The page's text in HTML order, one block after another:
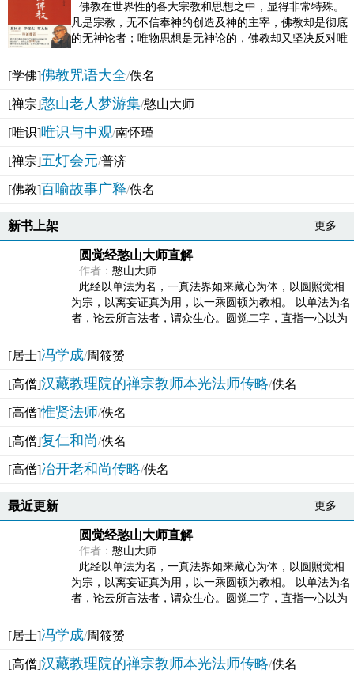
佛教在世界性的各大宗教和思想之中，显得非常特殊。
凡是宗教，无不信奉神的创造及神的主宰，佛教却是彻底
的无神论者；唯物思想是无神论的，佛教却又坚决反对唯
[学佛]佛教咒语大全/佚名
[禅宗]憨山老人梦游集/憨山大师
[唯识]唯识与中观/南怀瑾
[禅宗]五灯会元/普济
[佛教]百喻故事广释/佚名
新书上架 更多...
圆觉经憨山大师直解
作者： 憨山大师
此经以单法为名，一真法界如来藏心为体，以圆照觉相
为宗，以离妄证真为用，以一乘圆顿为教相。 以单法为名
者，论云所言法者，谓众生心。圆觉二字，直指一心以为
[居士]冯学成/周筱赟
[高僧]汉藏教理院的禅宗教师本光法师传略/佚名
[高僧]惟贤法师/佚名
[高僧]复仁和尚/佚名
[高僧]冶开老和尚传略/佚名
最近更新 更多...
圆觉经憨山大师直解
作者： 憨山大师
此经以单法为名，一真法界如来藏心为体，以圆照觉相
为宗，以离妄证真为用，以一乘圆顿为教相。 以单法为名
者，论云所言法者，谓众生心。圆觉二字，直指一心以为
[居士]冯学成/周筱赟
[高僧]汉藏教理院的禅宗教师本光法师传略/佚名